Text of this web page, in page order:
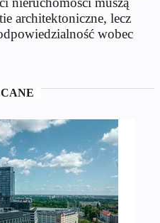
architektoniczne, lecz
wobec